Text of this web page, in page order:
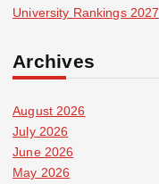
University Rankings 2027
Archives
August 2026
July 2026
June 2026
May 2026